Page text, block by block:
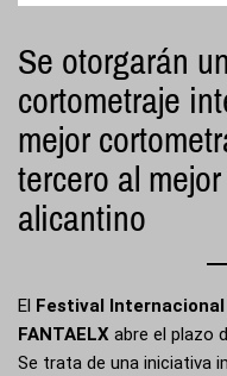
Se otorgarán
cortometraje
mejor
tercero al
alicantino
El Festival
FANTAELX abre el plazo
Se trata de una iniciativa